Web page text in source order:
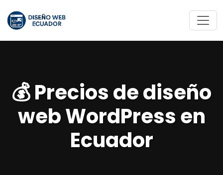
💰 Precios de diseño
web WordPress en
Ecuador